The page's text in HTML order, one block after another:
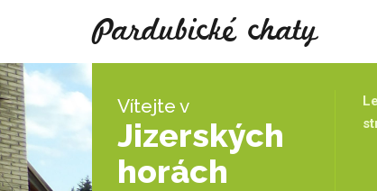
Pardubické chaty
Vítejte v
Jizerských
horách